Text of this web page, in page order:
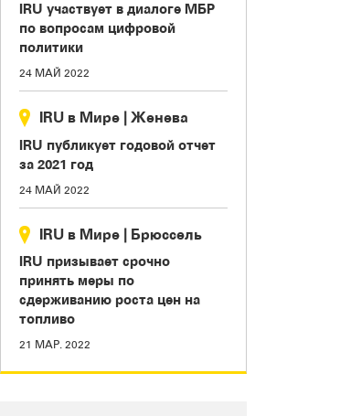
IRU участвует в диалоге МБР
по вопросам цифровой
политики
24 МАЙ 2022
IRU в Мире | Женева
IRU публикует годовой отчет
за 2021 год
24 МАЙ 2022
IRU в Мире | Брюссель
IRU призывает срочно
принять меры по
сдерживанию роста цен на
топливо
21 МАР. 2022